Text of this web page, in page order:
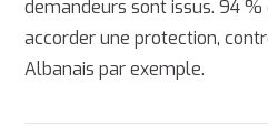
demandeurs sont issus. 94
accorder une protection,
Albanais par exemple.